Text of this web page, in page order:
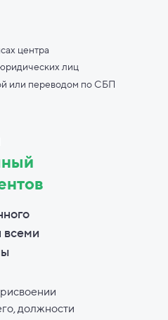
центра
лиц
или переводом по СБП
всеми
должности